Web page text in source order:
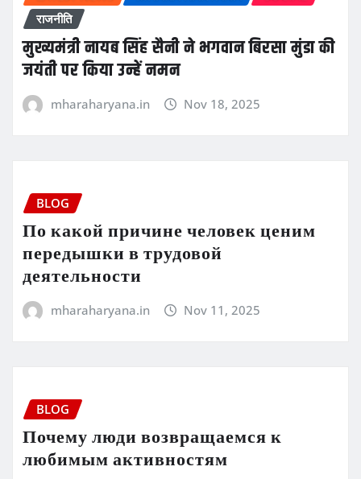
राजनीति
मुख्यमंत्री नायब सिंह सैनी ने भगवान बिरसा मुंडा की
जयंती पर किया उन्हें नमन
mharaharyana.in Nov 18, 2025
BLOG
По какой причине человек ценим
передышки в трудовой
деятельности
mharaharyana.in Nov 11, 2025
BLOG
Почему люди возвращаемся к
любимым активностям